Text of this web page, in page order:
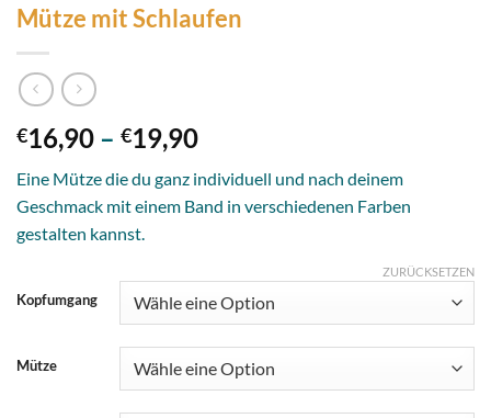
Mütze mit Schlaufen
€16,90 – €19,90Preisspanne:
bis
€19,90
Eine Mütze die du ganz individuell und nach deinem
Geschmack mit einem Band in verschiedenen Farben
gestalten kannst.
Kopfumgang
Mütze
ZURÜCKSETZEN